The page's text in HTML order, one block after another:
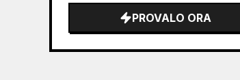
the subject facing right, eyes
closed, gently smellin…
PROVALO ORA